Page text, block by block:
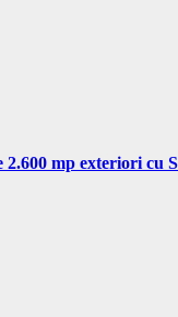
2.600 mp exteriori cu